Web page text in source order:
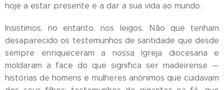
hoje a estar presente e a dar a sua vida ao mundo.
Insistimos, no entanto, nos leigos. Não que tenham
desaparecido os testemunhos de santidade que desde
sempre enriqueceram a nossa Igreja diocesana e
moldaram a face do que significa ser madeirense —
histórias de homens e mulheres anónimos que cuidavam